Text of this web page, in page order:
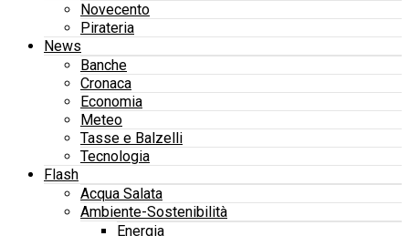
Novecento
Pirateria
News
Banche
Cronaca
Economia
Meteo
Tasse e Balzelli
Tecnologia
Flash
Acqua Salata
Ambiente-Sostenibilità
Energia